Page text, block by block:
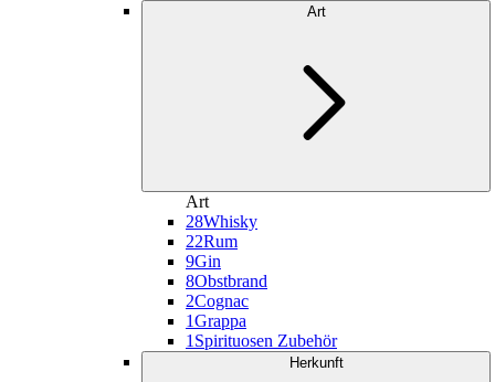
Art
Art
28Whisky
22Rum
9Gin
8Obstbrand
2Cognac
1Grappa
1 Spirituosen Zubehör
Herkunft